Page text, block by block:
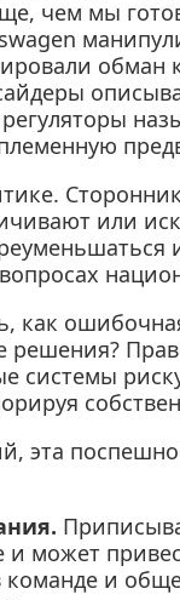
чем мы
обман
или
как
системы
эта
и может
команде и